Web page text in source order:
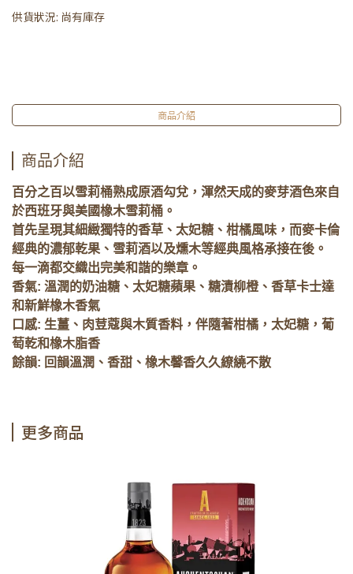
供貨狀況: 尚有庫存
商品介紹
商品介紹
百分之百以雪莉桶熟成原酒勾兌，渾然天成的麥芽酒色來自
於西班牙與美國橡木雪莉桶。
首先呈現其細緻獨特的香草、太妃糖、柑橘風味，而麥卡倫
經典的濃郁乾果、雪莉酒以及燻木等經典風格承接在後。
每一滴都交織出完美和諧的樂章。
香氣: 溫潤的奶油糖、太妃糖蘋果、糖漬柳橙、香草卡士達
和新鮮橡木香氣
口感: 生薑、肉荳蔻與木質香料，伴隨著柑橘，太妃糖，葡
萄乾和橡木脂香
餘韻: 回韻溫潤、香甜、橡木馨香久久繚繞不散
更多商品